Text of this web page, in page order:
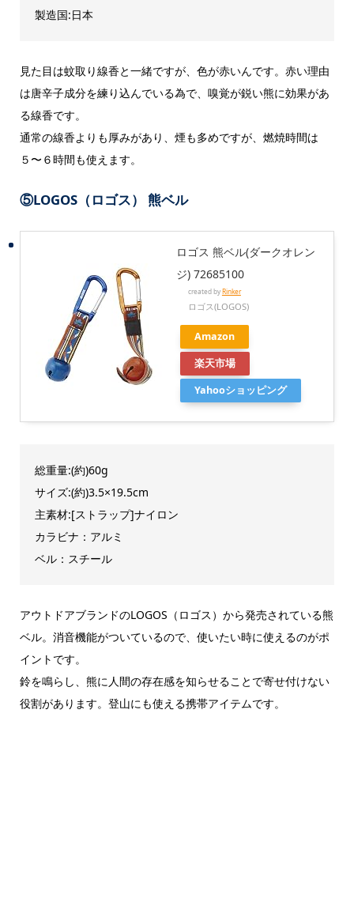
製造国:日本
見た目は蚊取り線香と一緒ですが、色が赤いんです。赤い理由
は唐辛子成分を練り込んでいる為で、嗅覚が鋭い熊に効果があ
る線香です。
通常の線香よりも厚みがあり、煙も多めですが、燃焼時間は
５〜６時間も使えます。
⑤LOGOS（ロゴス） 熊ベル
ロゴス 熊ベル(ダークオレン
ジ) 72685100
created byRinker
ロゴス(LOGOS)
Amazon
楽天市場
Yahooショッピング
総重量:(約)60g
サイズ:(約)3.5×19.5cm
主素材:[ストラップ]ナイロン
カラビナ：アルミ
ベル：スチール
アウトドアブランドのLOGOS（ロゴス）から発売されている熊
ベル。消音機能がついているので、使いたい時に使えるのがポ
イントです。
鈴を鳴らし、熊に人間の存在感を知らせることで寄せ付けない
役割があります。登山にも使える携帯アイテムです。